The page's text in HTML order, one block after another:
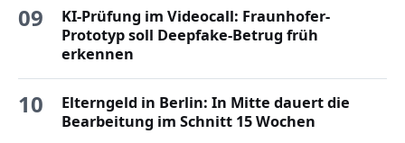
09
KI-Prüfung im Videocall: Fraunhofer-
Prototyp soll Deepfake-Betrug früh
erkennen
10
Elterngeld in Berlin: In Mitte dauert die
Bearbeitung im Schnitt 15 Wochen